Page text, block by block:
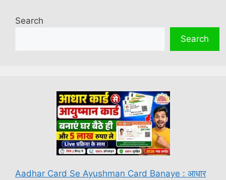
Search
Search
Aadhar Card Se Ayushman Card Banaye : आधार